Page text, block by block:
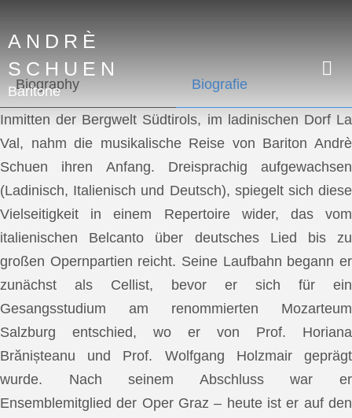
ANDRÈ
SCHUEN
Baritone
Biography Biografie
Inmitten der Bergwelt Südtirols, im ladinischen Dorf La
Val, nahm die musikalische Reise von Bariton Andrè
Schuen ihren Anfang. Dreisprachig aufgewachsen
(Ladinisch, Italienisch und Deutsch), spiegelt sich diese
Vielseitigkeit in einem Repertoire wider, das vom
italienischen Belcanto über deutsches Lied bis zu
großen Opernpartien reicht. Seine Laufbahn begann er
zunächst als Cellist, bevor er sich für ein
Gesangsstudium am renommierten Mozarteum
Salzburg entschied, wo er von Prof. Horiana
Brănișteanu und Prof. Wolfgang Holzmair geprägt
wurde. Nach seinem Abschluss war er
Ensemblemitglied der Oper Graz – heute ist er auf den